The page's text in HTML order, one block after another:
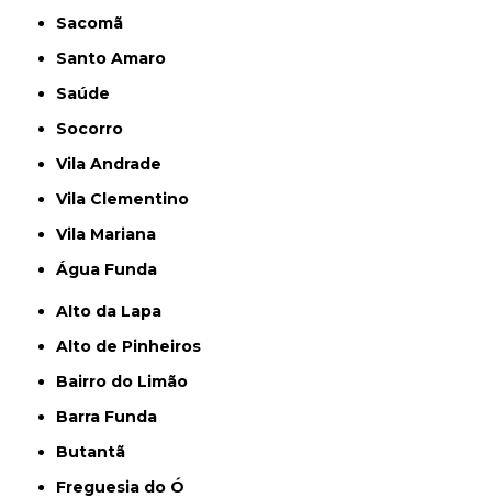
Sacomã
Santo Amaro
Saúde
Socorro
Vila Andrade
Vila Clementino
Vila Mariana
Água Funda
Alto da Lapa
Alto de Pinheiros
Bairro do Limão
Barra Funda
Butantã
Freguesia do Ó